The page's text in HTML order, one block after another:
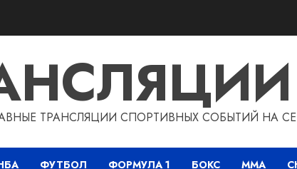
ТРАНСЛЯЦИИ СПОРТИВНЫХ СОБЫТИЙ НА
ФУТБОЛ ФОРМУЛА 1 БОКС ММА